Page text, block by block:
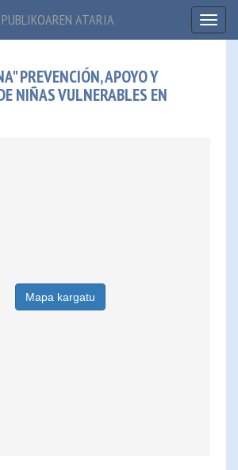
ATARIA
PREVENCIÓN, APOYO Y
NIÑAS VULNERABLES EN
Mapa kargatu